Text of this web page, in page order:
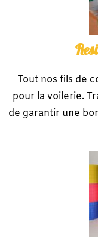
Tout nos fils de
pour la voilerie.
de garantir une